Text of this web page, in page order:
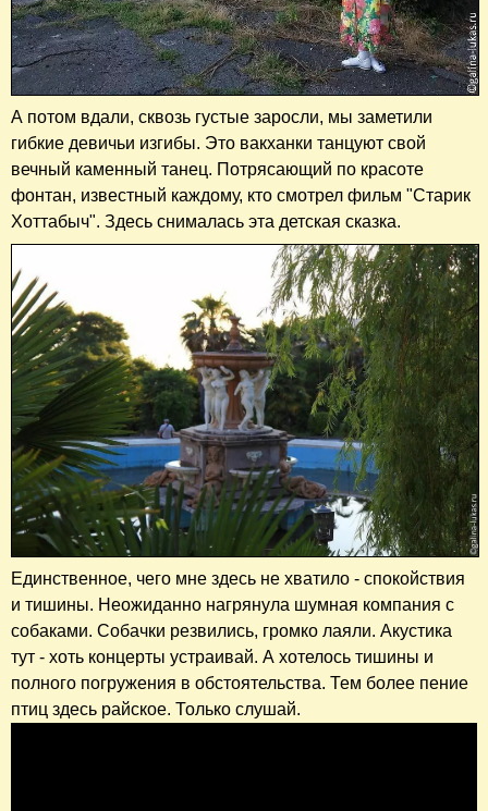
А потом вдали, сквозь густые заросли, мы заметили
гибкие девичьи изгибы. Это вакханки танцуют свой
вечный каменный танец. Потрясающий по красоте
фонтан, известный каждому, кто смотрел фильм "Старик
Хоттабыч". Здесь снималась эта детская сказка.
Единственное, чего мне здесь не хватило - спокойствия
и тишины. Неожиданно нагрянула шумная компания с
собаками. Собачки резвились, громко лаяли. Акустика
тут - хоть концерты устраивай. А хотелось тишины и
полного погружения в обстоятельства. Тем более пение
птиц здесь райское. Только слушай.